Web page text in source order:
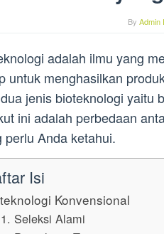
By Admin
adalah ilmu yang
untuk menghasilkan
jenis bioteknologi yaitu
ini adalah perbedaan
perlu Anda ketahui.
Isi
Konvensional
1. Seleksi Alami